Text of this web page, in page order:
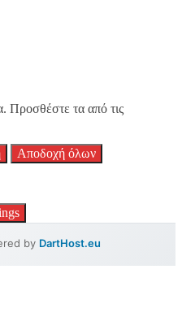
Προσθέστε τα από τις
Αποδοχή όλων
by DartHost.eu